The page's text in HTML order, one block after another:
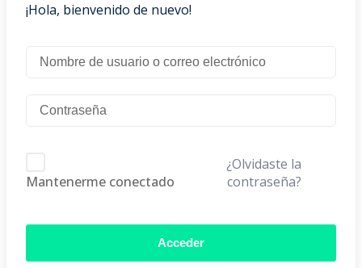
¡Hola, bienvenido de nuevo!
Mantenerme conectado
¿Olvidaste la
contraseña?
Acceder